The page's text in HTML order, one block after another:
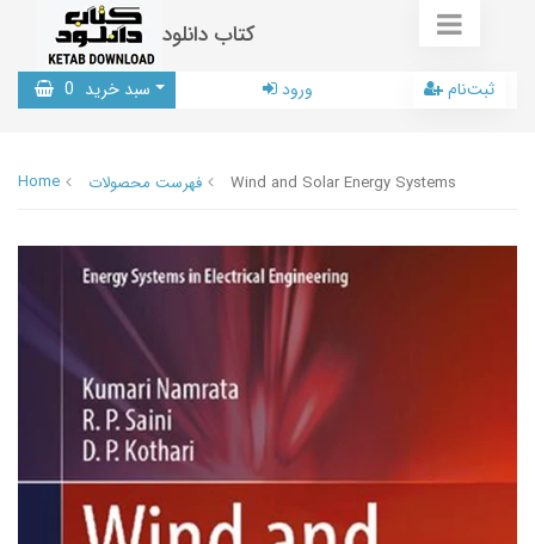
کتاب دانلود
سبد خرید 0 ورود ثبت‌نام
Home فهرست محصولات Wind and Solar Energy Systems